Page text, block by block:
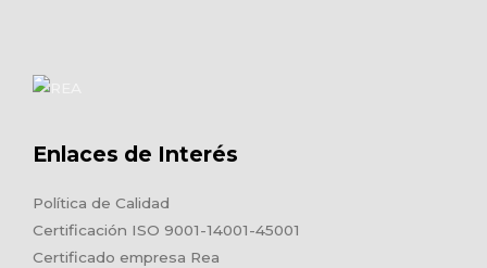
Enlaces de Interés
Política de Calidad
Certificación ISO 9001-14001-45001
Certificado empresa Rea